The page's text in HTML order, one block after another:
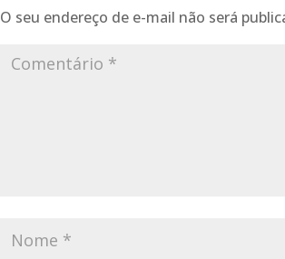
O seu endereço de e-mail não será